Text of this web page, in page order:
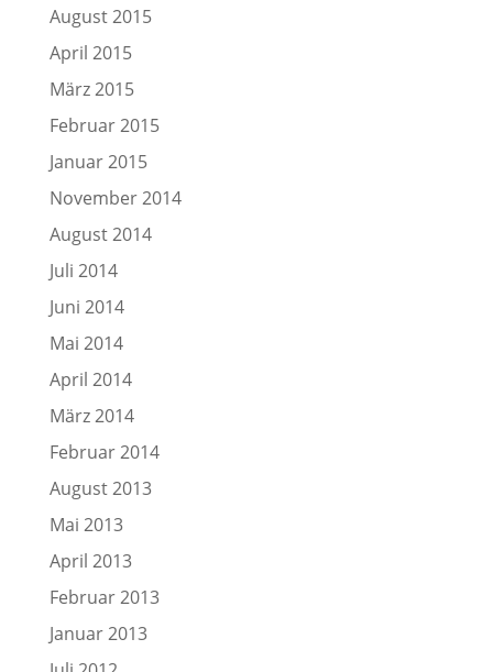
August 2015
April 2015
März 2015
Februar 2015
Januar 2015
November 2014
August 2014
Juli 2014
Juni 2014
Mai 2014
April 2014
März 2014
Februar 2014
August 2013
Mai 2013
April 2013
Februar 2013
Januar 2013